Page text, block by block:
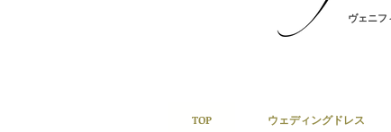
ヴェニフ
TOP ウェディングドレス